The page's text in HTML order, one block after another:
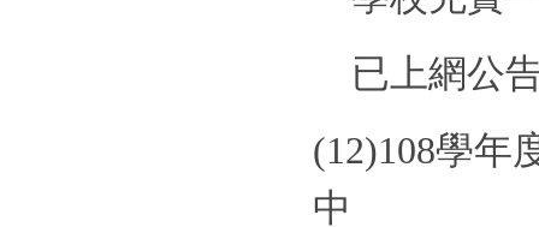
已上網公
(12)108學年
中